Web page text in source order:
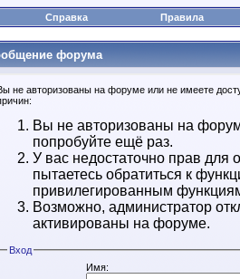
Справка Правила
форума
не авторизованы на форуме или не имеете
Вы не авторизованы на
попробуйте ещё раз.
У вас недостаточно прав
пытаетесь обратиться к
привилегированным
Возможно, администратор
активированы на форуме.
Вход
Имя: